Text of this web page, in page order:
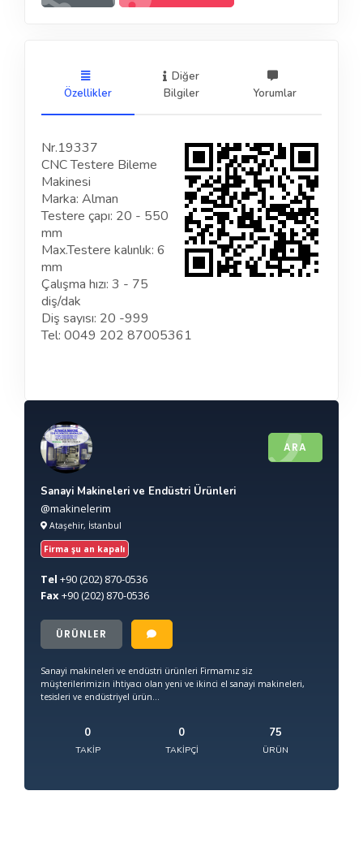
Özellikler
Diğer
Bilgiler
Yorumlar
Nr.19337
CNC Testere Bileme
Makinesi
Marka: Alman
Testere çapı: 20 - 550
mm
Max.Testere kalınlık: 6
mm
Çalışma hızı: 3 - 75
diş/dak
Diş sayısı: 20 -999
Tel: 0049 202 87005361
ARA
Sanayi Makineleri ve Endüstri Ürünleri
@makinelerim
Ataşehir, İstanbul
Firma şu an kapalı
Tel +90(202) 870-0536
Fax+90(202) 870-0536
ÜRÜNLER
Sanayi makineleri ve endüstri ürünleri Firmamız siz
müşterilerimizin ihtiyacı olan yeni ve ikinci el sanayi makineleri,
tesisleri ve endüstriyel ürün...
0
TAKIP
0
TAKIPÇI
75
ÜRÜN